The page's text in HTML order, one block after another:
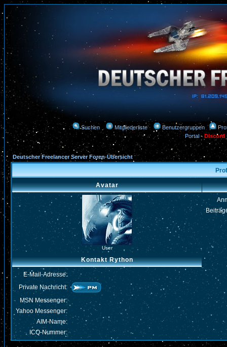
Suchen Mitgliederliste Benutzergruppen
Portal-Discord
Deutscher Freelancer Server Foren-Übersicht
Avatar
User
Kontakt Rython
E-Mail-Adresse:
Private Nachricht:
MSN Messenger:
Yahoo Messenger:
AIM-Name:
ICQ-Nummer: